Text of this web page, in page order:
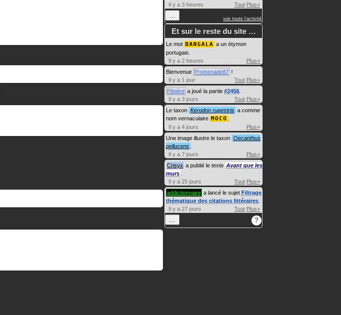
Il y a 3 heures
Tout Plus+
… voir toute l'activité
Et sur le reste du site …
Le mot BANGALA a un étymon
portugais.
Il y a 2 heures
Plus+
Bienvenue Promenade87 !
Il y a 1 jour
Tout Plus+
Pépère a joué la partie #2456
Il y a 3 jours
Tout Plus+
Le taxon Kerodon rupestris a comme
nom vernaculaire MOCO
Il y a 4 jours
Plus+
Une image illustre le taxon Oecanthus
pellucens
Il y a 7 jours
Plus+
Crisyx a publié le texte Avant que les
murs
Il y a 25 jours
Tout Plus+
addictionnaire a lancé le sujet Filtrage
thématique des citations littéraires
Il y a 27 jours
Tout Plus+
… ?